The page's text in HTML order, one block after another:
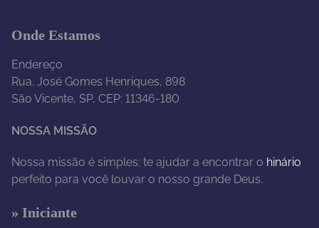
Onde Estamos
Endereço
Rua. José Gomes Henriques, 898
São Vicente, SP, CEP: 11346-180
NOSSA MISSÃO
Nossa missão é simples: te ajudar a encontrar o hinário
perfeito para você louvar o nosso grande Deus.
» Iniciante